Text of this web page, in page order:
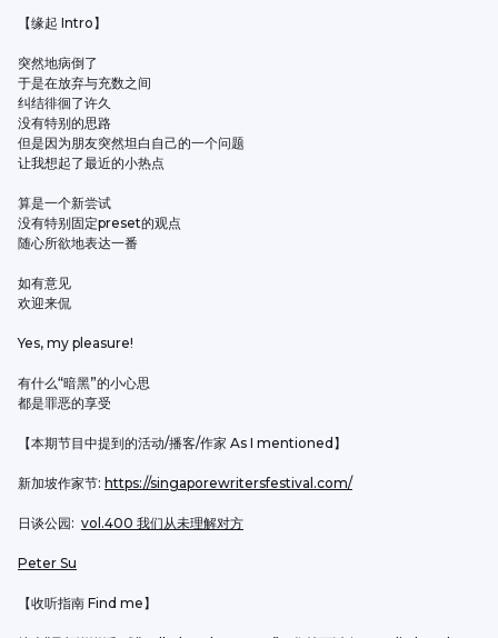
【缘起 Intro】
突然地病倒了
于是在放弃与充数之间
纠结徘徊了许久
没有特别的思路
但是因为朋友突然坦白自己的一个问题
让我想起了最近的小热点
算是一个新尝试
没有特别固定preset的观点
随心所欲地表达一番
如有意见
欢迎来侃
Yes, my pleasure!
有什么“暗黑”的小心思
都是罪恶的享受
【本期节目中提到的活动/播客/作家 As I mentioned】
新加坡作家节: https://singaporewritersfestival.com/
日谈公园: vol.400 我们从未理解对方
Peter Su
【收听指南 Find me】